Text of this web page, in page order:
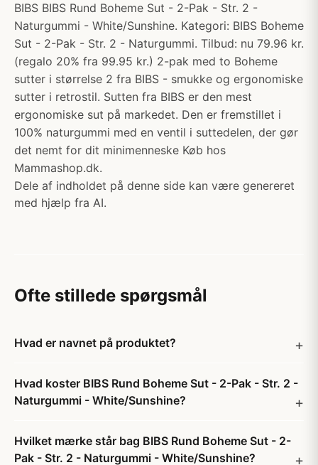
BIBS BIBS Rund Boheme Sut - 2-Pak - Str. 2 -
Naturgummi - White/Sunshine. Kategori: BIBS Boheme
Sut - 2-Pak - Str. 2 - Naturgummi. Tilbud: nu 79.96 kr.
(regalo 20% fra 99.95 kr.) 2-pak med to Boheme
sutter i størrelse 2 fra BIBS - smukke og ergonomiske
sutter i retrostil. Sutten fra BIBS er den mest
ergonomiske sut på markedet. Den er fremstillet i
100% naturgummi med en ventil i suttedelen, der gør
det nemt for dit minimenneske Køb hos
Mammashop.dk.
Dele af indholdet på denne side kan være genereret
med hjælp fra AI.
Ofte stillede spørgsmål
Hvad er navnet på produktet?
Hvad koster BIBS Rund Boheme Sut - 2-Pak - Str. 2 -
Naturgummi - White/Sunshine?
Hvilket mærke står bag BIBS Rund Boheme Sut - 2-
Pak - Str. 2 - Naturgummi - White/Sunshine?